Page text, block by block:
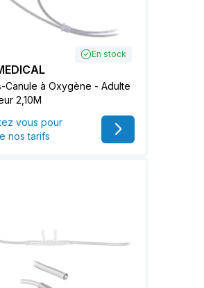
En stock
Canule à Oxygène - Adulte
2,10M
vous pour
nos tarifs